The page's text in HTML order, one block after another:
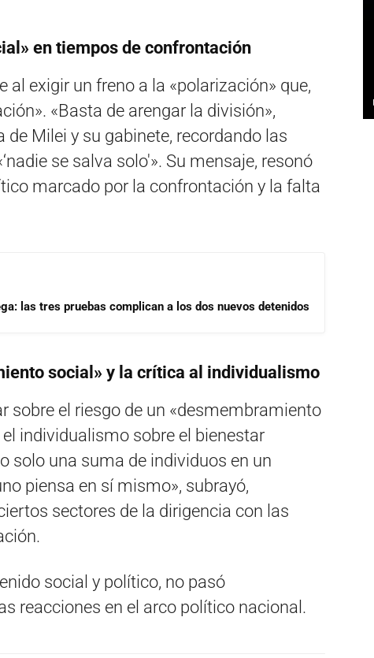
en tiempos de confrontación
al exigir un freno a la «polarización» que,
«Basta de arengar la división»,
Milei y su gabinete, recordando las
se salva solo'». Su mensaje, resonó
marcado por la confrontación y la falta
las tres pruebas complican a los dos nuevos detenidos
social» y la crítica al individualismo
sobre el riesgo de un «desmembramiento
individualismo sobre el bienestar
solo una suma de individuos en un
piensa en sí mismo», subrayó,
sectores de la dirigencia con las
social y político, no pasó
reacciones en el arco político nacional.